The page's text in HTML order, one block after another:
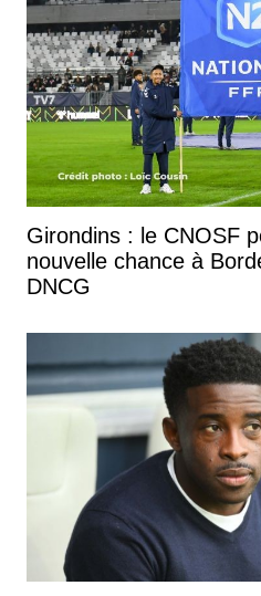
Girondins : le CNOSF
nouvelle chance à
DNCG